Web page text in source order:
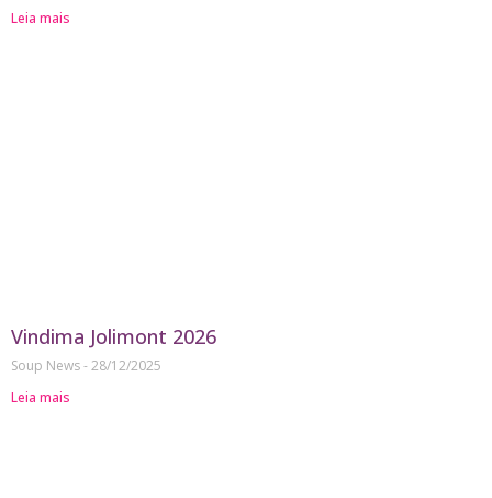
Leia mais
Vindima Jolimont 2026
Soup News 28/12/2025
Leia mais